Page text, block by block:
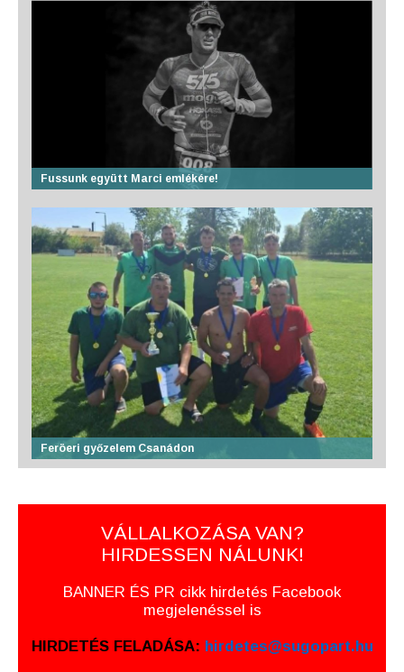
Fussunk együtt Marci emlékére!
Feröeri győzelem Csanádon
VÁLLALKOZÁSA VAN?
HIRDESSEN NÁLUNK!
BANNER ÉS PR cikk hirdetés Facebook
megjelenéssel is
HIRDETÉS FELADÁSA: hirdetes@sugopart.hu